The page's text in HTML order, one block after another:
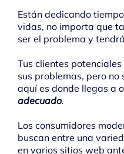
Están dedicando
vidas, no importa que
ser el problema y
Tus clientes
sus problemas, pero
aquí es donde llegas a
adecuado.
Los consumidores
buscan entre una
en varios sitios web